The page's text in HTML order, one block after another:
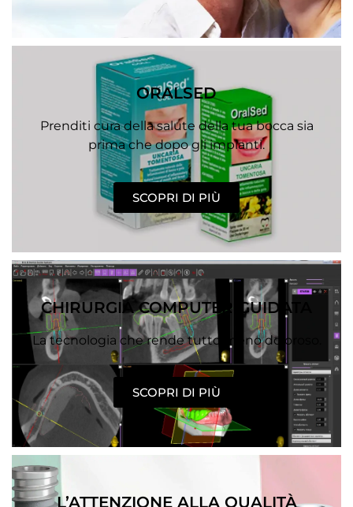
ORALSED
Prenditi cura della salute della tua bocca sia
prima che dopo gli impianti.
SCOPRI DI PIÙ
CHIRURGIA COMPUTER GUIDATA
La tecnologia che rende tutto meno doloroso.
SCOPRI DI PIÙ
L’ATTENZIONE ALLA QUALITÀ